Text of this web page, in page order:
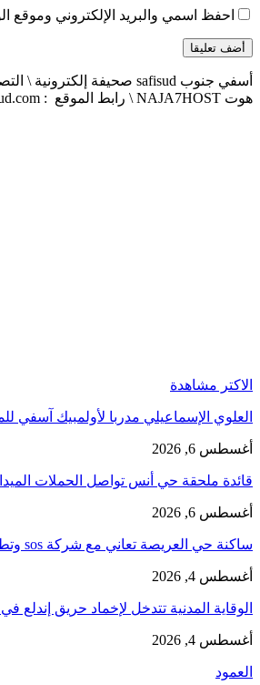
احفظ اسمي والبريد الإلكتروني وموقع
هوت NAJA7HOST \ رابط الموقع : safisud.com \ للتواصل معنا عبر الهاتف 0663881120 \ 0524657231 \ البريد الإلكتروني : safisud2014@gmail.com
الاكتر مشاهدة
العلوي الإسماعيلي مدربا لأولمبيك آسفي
أغسطس 6, 2026
قائدة ملحقة حي أنس تواصل الحملات
أغسطس 6, 2026
ساكنة حي العريصة تعاني مع شركة sos وتطالب ببيئة نظيف…
أغسطس 4, 2026
الوقاية المدنية تتدخل لإخماد حريق إندلع
أغسطس 4, 2026
العمود